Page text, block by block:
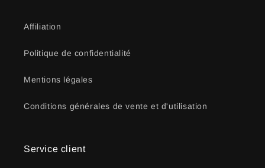
Affiliation
Politique de confidentialité
Mentions légales
Conditions générales de vente et d'utilisation
Service client